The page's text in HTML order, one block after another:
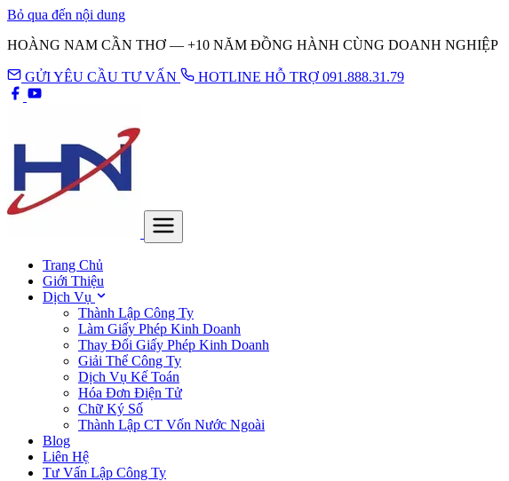
Bỏ qua đến nội dung
HOÀNG NAM CẦN THƠ — +10 NĂM ĐỒNG HÀNH CÙNG DOANH NGHIỆP
GỬI YÊU CẦU TƯ VẤN HOTLINE HỖ TRỢ 091.888.31.79
Trang Chủ
Giới Thiệu
Dịch Vụ
Thành Lập Công Ty
Làm Giấy Phép Kinh Doanh
Thay Đổi Giấy Phép Kinh Doanh
Giải Thể Công Ty
Dịch Vụ Kế Toán
Hóa Đơn Điện Tử
Chữ Ký Số
Thành Lập CT Vốn Nước Ngoài
Blog
Liên Hệ
Tư Vấn Lập Công Ty